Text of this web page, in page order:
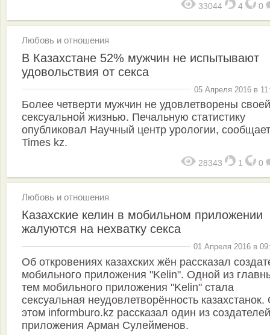
33044 4 0
Любовь и отношения
В Казахстане 52% мужчин не испытывают
удовольствия от секса
05 Апреля 2016 в
Более четверти мужчин не удовлетворены своей
сексуальной жизнью. Печальную статистику
опубликовал Научный центр урологии, сообщает
Times kz.
28343 1 0
Любовь и отношения
Казахские келин в мобильном приложении
жалуются на нехватку секса
01 Апреля 2016 в
Об откровениях казахских жён рассказал
мобильного приложения "Kelin". Одной из
тем мобильного приложения "Kelin" стала
сексуальная неудовлетворённость казахстанок.
этом informburo.kz рассказал один из создателей
приложения Арман Сулейменов.